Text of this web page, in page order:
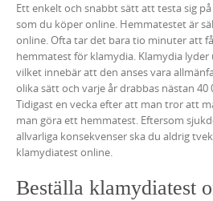
Ett enkelt och snabbt sätt att testa sig
som du köper online. Hemmatestet är
online. Ofta tar det bara tio minuter att
hemmatest för klamydia. Klamydia
vilket innebär att den anses vara
olika sätt och varje år drabbas nästan 40
Tidigast en vecka efter att man tror att
man göra ett hemmatest. Eftersom
allvarliga konsekvenser ska du aldrig
klamydiatest online.
Beställa klamydiatest